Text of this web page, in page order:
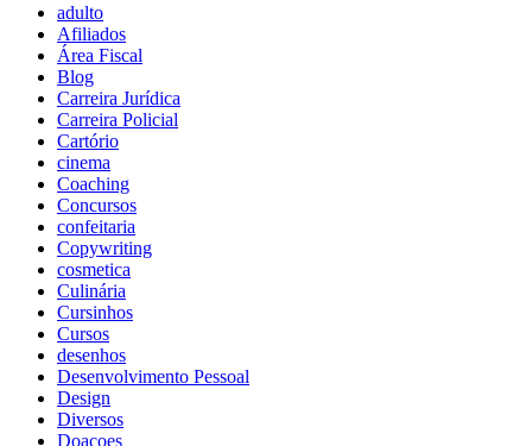
adulto
Afiliados
Área Fiscal
Blog
Carreira Jurídica
Carreira Policial
Cartório
cinema
Coaching
Concursos
confeitaria
Copywriting
cosmetica
Culinária
Cursinhos
Cursos
desenhos
Desenvolvimento Pessoal
Design
Diversos
Doaçoes